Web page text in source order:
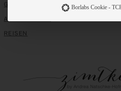
GRUNDLAGEN
ALLE REZEPTE
REISEN
Borlabs Cookie -